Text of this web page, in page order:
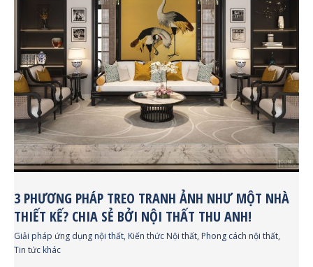
3 PHƯƠNG PHÁP TREO TRANH ẢNH NHƯ MỘT NHÀ
THIẾT KẾ? CHIA SẺ BỞI NỘI THẤT THU ANH!
Giải pháp ứng dụng nội thất, Kiến thức Nội thất, Phong cách nội thất,
Tin tức khác